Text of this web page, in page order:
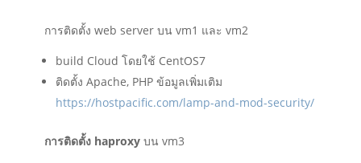
การติดตั้ง web server บน vm1 และ vm2
build Cloud โดยใช้ CentOS7
ติดตั้ง Apache, PHP ข้อมูลเพิ่มเติม
https://hostpacific.com/lamp-and-mod-security/
การติดตั้ง haproxyบน vm3